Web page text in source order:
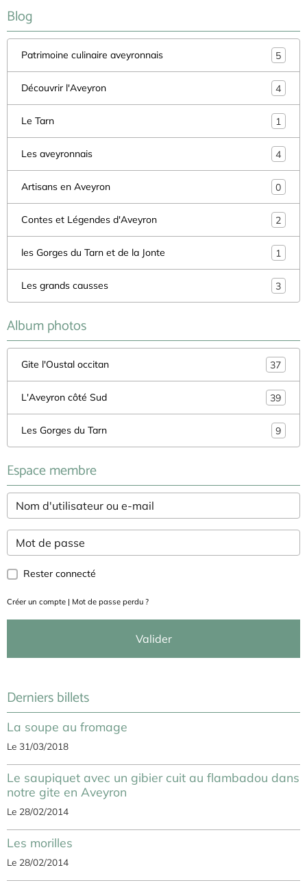
Blog
Patrimoine culinaire aveyronnais 5
Découvrir l'Aveyron 4
Le Tarn 1
Les aveyronnais 4
Artisans en Aveyron 0
Contes et Légendes d'Aveyron 2
les Gorges du Tarn et de la Jonte 1
Les grands causses 3
Album photos
Gite l'Oustal occitan 37
L'Aveyron côté Sud 39
Les Gorges du Tarn 9
Espace membre
Rester connecté
Créer un compte | Mot de passe perdu ?
Valider
Derniers billets
La soupe au fromage
Le 31/03/2018
Le saupiquet avec un gibier cuit au flambadou dans
notre gite en Aveyron
Le 28/02/2014
Les morilles
Le 28/02/2014